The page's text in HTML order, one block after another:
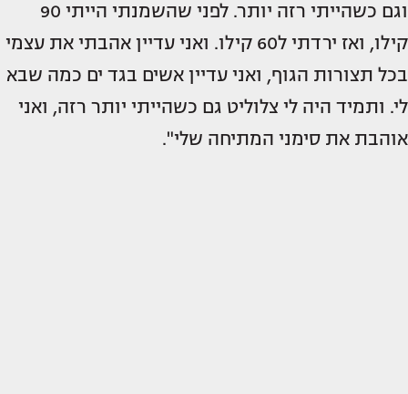
וגם כשהייתי רזה יותר. לפני שהשמנתי הייתי 90
קילו, ואז ירדתי ל60 קילו. ואני עדיין אהבתי את עצמי
בכל תצורות הגוף, ואני עדיין אשים בגד ים כמה שבא
לי. ותמיד היה לי צלוליט גם כשהייתי יותר רזה, ואני
אוהבת את סימני המתיחה שלי".